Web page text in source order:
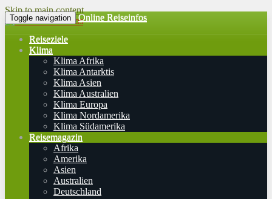
Skip to main content
Toggle navigation Online Reiseinfos
Reiseziele
Klima
Klima Afrika
Klima Antarktis
Klima Asien
Klima Australien
Klima Europa
Klima Nordamerika
Klima Südamerika
Reisemagazin
Afrika
Amerika
Asien
Australien
Deutschland